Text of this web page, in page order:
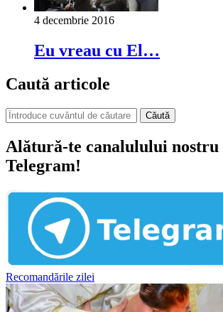
4 decembrie 2016
Eu vreau cu El…
Caută articole
Căută
Alătură-te canalulului nostru
Telegram!
Recomandările zilei